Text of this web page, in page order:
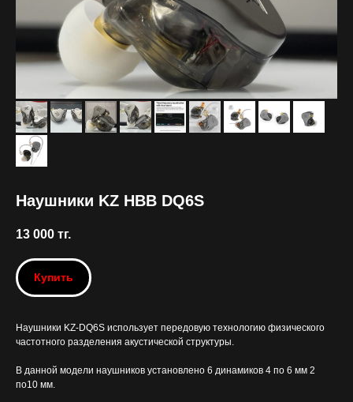
Наушники KZ HBB DQ6S
13 000 тг.
Купить
Наушники KZ-DQ6S использует передовую технологию физического
частотного разделения акустической структуры.
В данной модели наушников установлено 6 динамиков 4 по 6 мм 2
по10 мм.